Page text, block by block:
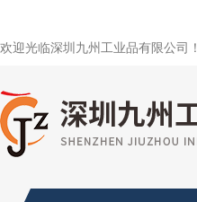
欢迎光临深圳九州工业品有限公司！